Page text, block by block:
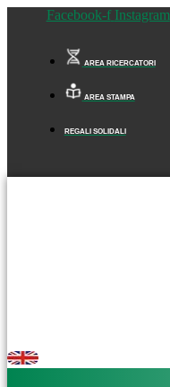
Facebook-f Instagram
AREA RICERCATORI
AREA STAMPA
REGALI SOLIDALI